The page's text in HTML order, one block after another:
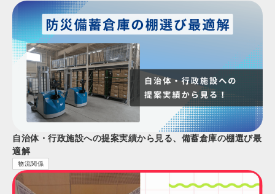
自治体・行政施設への提案実績から見る、備蓄倉庫の棚選び最
適解
物流関係